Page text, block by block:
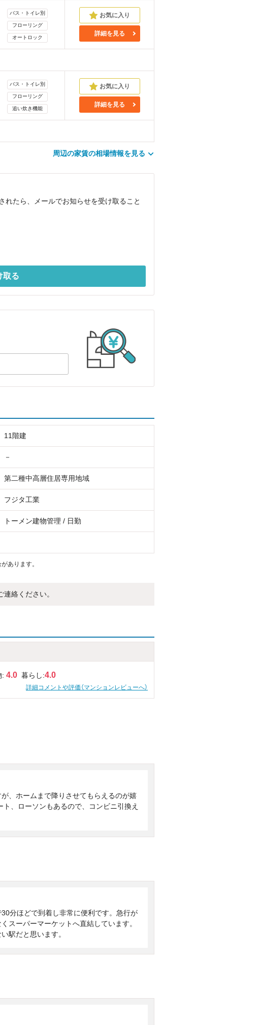
バス・トイレ別
フローリング
オートロック
詳細を見る
バス・トイレ別
フローリング
追い炊き機能
詳細を見る
周辺の家賃の相場情報を見る
れたら、メールでお知らせを受け取ること
取る
11階建
－
第二種中高層住居専用地域
フジタ工業
トーメン建物管理 / 日勤
あります。
連絡ください。
: 4.0 暮らし:4.0
詳細コメントや評価（マンションレビューへ）
が、ホームまで降りさせてもらえるのが嬉
、ローソンもあるので、コンビニ引換え
30分ほどで到着し非常に便利です。急行が
スーパーマーケットへ直結しています。
駅だと思います。